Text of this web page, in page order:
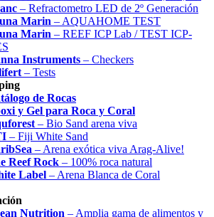
– Refractometro LED de 2º Generación
Marin – AQUAHOME TEST
Marin – REEF ICP Lab / TEST ICP-
Instruments – Checkers
– Tests
de Rocas
y Gel para Roca y Coral
– Bio Sand arena viva
– Fiji White Sand
– Arena exótica viva Arag-Alive!
Reef Rock – 100% roca natural
Label – Arena Blanca de Coral
Nutrition – Amplia gama de alimentos y